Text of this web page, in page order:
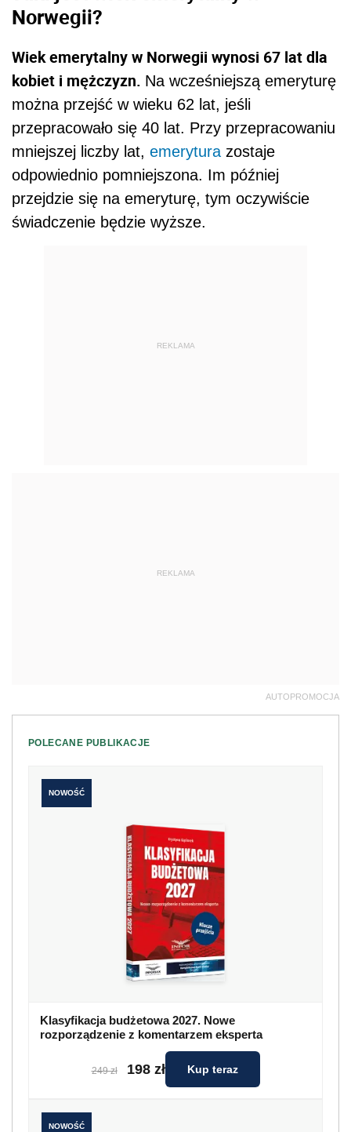
Norwegii?
Wiek emerytalny w Norwegii wynosi 67 lat dla
kobiet i mężczyzn. Na wcześniejszą emeryturę
można przejść w wieku 62 lat, jeśli
przepracowało się 40 lat. Przy przepracowaniu
mniejszej liczby lat, emerytura zostaje
odpowiednio pomniejszona. Im później
przejdzie się na emeryturę, tym oczywiście
świadczenie będzie wyższe.
REKLAMA
REKLAMA
AUTOPROMOCJA
POLECANE PUBLIKACJE
NOWOŚĆ
Klasyfikacja budżetowa 2027. Nowe
rozporządzenie z komentarzem eksperta
249 zł 198 zł Kup teraz
NOWOŚĆ